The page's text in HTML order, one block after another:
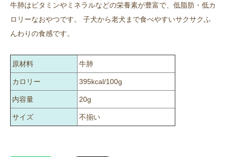
牛肺はビタミンやミネラルなどの栄養素が豊富で、低脂肪・低カ
ロリーなおやつです。 子犬から老犬まで食べやすいサクサクふ
んわりの食感です。
原材料 牛肺
カロリー 395kcal/100g
内容量 20g
サイズ 不揃い